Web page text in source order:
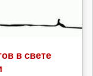
в свете